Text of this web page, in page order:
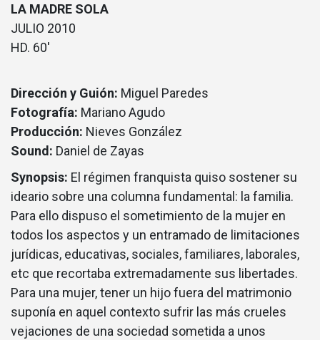
LA MADRE SOLA
JULIO 2010
HD. 60′
Dirección y Guión: Miguel Paredes
Fotografía: Mariano Agudo
Producción: Nieves González
Sound: Daniel de Zayas
Synopsis: El régimen franquista quiso sostener su
ideario sobre una columna fundamental: la familia.
Para ello dispuso el sometimiento de la mujer en
todos los aspectos y un entramado de limitaciones
jurídicas, educativas, sociales, familiares, laborales,
etc que recortaba extremadamente sus libertades.
Para una mujer, tener un hijo fuera del matrimonio
suponía en aquel contexto sufrir las más crueles
vejaciones de una sociedad sometida a unos